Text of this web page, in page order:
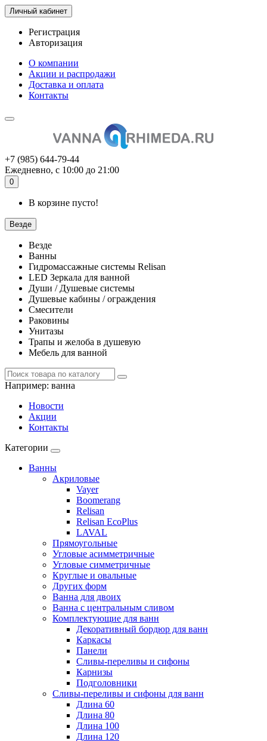
Личный кабинет
Регистрация
Авторизация
О компании
Акции и распродажи
Доставка и оплата
Контакты
+7 (985) 644-79-44
Ежедневно, с 10:00 до 21:00
0
В корзине пусто!
Везде
Везде
Ванны
Гидромассажные системы Relisan
LED Зеркала для ванной
Души / Душевые системы
Душевые кабины / ограждения
Смесители
Раковины
Унитазы
Трапы и желоба в душевую
Мебель для ванной
Например: ванна
Новости
Акции
Контакты
Категории
Ванны
Акриловые
Vayer
Boomerang
Relisan
Relisan EcoPlus
LAVAL
Прямоугольные
Угловые асимметричные
Угловые симметричные
Круглые и овальные
Других форм
Ванна для двоих
Ванна с центральным сливом
Комплектующие для ванн
Декоративный бордюр для ванн
Каркасы
Панели
Сливы-переливы и сифоны
Карнизы
Подголовники
Сливы-переливы и сифоны для ванн
Длина 60
Длина 80
Длина 100
Длина 120